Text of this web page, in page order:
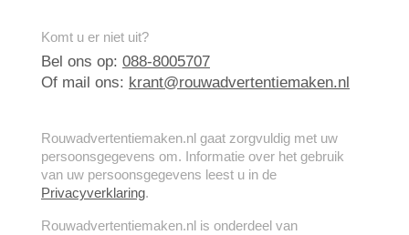
Komt u er niet uit?
Bel ons op: 088-8005707
Of mail ons: krant@rouwadvertentiemaken.nl
Rouwadvertentiemaken.nl gaat zorgvuldig met uw
persoonsgegevens om. Informatie over het gebruik
van uw persoonsgegevens leest u in de
Privacyverklaring.
Rouwadvertentiemaken.nl is onderdeel van